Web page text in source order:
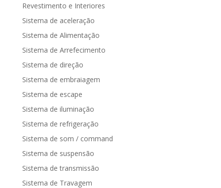
Revestimento e Interiores
Sistema de aceleração
Sistema de Alimentação
Sistema de Arrefecimento
Sistema de direção
Sistema de embraiagem
Sistema de escape
Sistema de iluminação
Sistema de refrigeração
Sistema de som / command
Sistema de suspensão
Sistema de transmissão
Sistema de Travagem